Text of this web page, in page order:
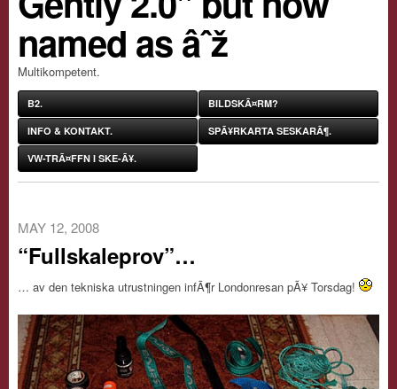
named as âˆž
Multikompetent.
B2. BILDSKÃ¤RM?
INFO & KONTAKT. SPÃ¥RKARTA SESKARÃ¶.
VW-TRÃ¤FFN I SKE-Ã¥.
MAY 12, 2008
“Fullskaleprov”…
… av den tekniska utrustningen infÃ¶r Londonresan pÃ¥ Torsdag!